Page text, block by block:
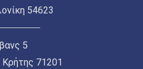
54623
5
Κρήτης 71201